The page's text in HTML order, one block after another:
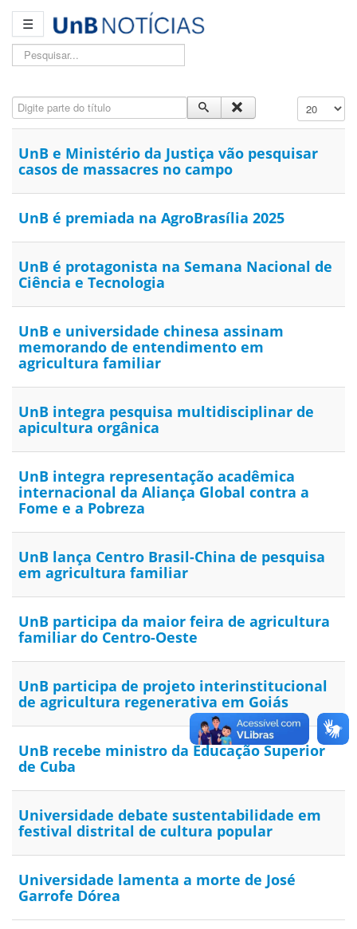
☰
Pesquisar...
Digite parte do título Exibir #
UnB e Ministério da Justiça vão pesquisar
casos de massacres no campo
UnB é premiada na AgroBrasília 2025
UnB é protagonista na Semana Nacional de
Ciência e Tecnologia
UnB e universidade chinesa assinam
memorando de entendimento em
agricultura familiar
UnB integra pesquisa multidisciplinar de
apicultura orgânica
UnB integra representação acadêmica
internacional da Aliança Global contra a
Fome e a Pobreza
UnB lança Centro Brasil-China de pesquisa
em agricultura familiar
UnB participa da maior feira de agricultura
familiar do Centro-Oeste
UnB participa de projeto interinstitucional
de agricultura regenerativa em Goiás
UnB recebe ministro da Educação Superior
de Cuba
Universidade debate sustentabilidade em
festival distrital de cultura popular
Universidade lamenta a morte de José
Garrofe Dórea